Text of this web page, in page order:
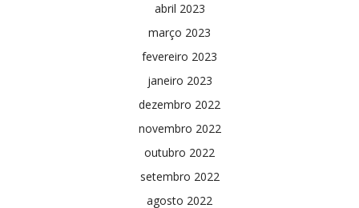
abril 2023
março 2023
fevereiro 2023
janeiro 2023
dezembro 2022
novembro 2022
outubro 2022
setembro 2022
agosto 2022